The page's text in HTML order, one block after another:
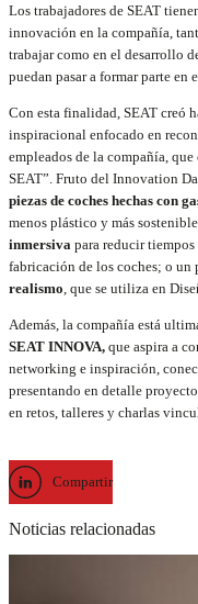
Los trabajadores de SEAT
innovación en la compañía,
trabajar como en el desarrollo
puedan pasar a formar parte
Con esta finalidad, SEAT creó
inspiracional enfocado en
empleados de la compañía,
SEAT”. Fruto del Innovation
piezas de coches hechas con
menos plástico y más
inmersiva para reducir
fabricación de los coches; o un
realismo , que se utiliza en
Además, la compañía está
SEAT INNOVA, que aspira a
networking e inspiración,
presentando en detalle
en retos, talleres y charlas
Compartir
Noticias relacionadas